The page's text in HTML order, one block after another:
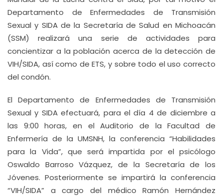
Departamento de Enfermedades de Transmisión
Sexual y SIDA de la Secretaría de Salud en Michoacán
(SSM) realizará una serie de actividades para
concientizar a la población acerca de la detección de
VIH/SIDA, así como de ETS, y sobre todo el uso correcto
del condón.
El Departamento de Enfermedades de Transmisión
Sexual y SIDA efectuará, para el día 4 de diciembre a
las 9:00 horas, en el Auditorio de la Facultad de
Enfermería de la UMSNH, la conferencia “Habilidades
para la Vida”, que será impartida por el psicólogo
Oswaldo Barroso Vázquez, de la Secretaría de los
Jóvenes. Posteriormente se impartirá la conferencia
“VIH/SIDA” a cargo del médico Ramón Hernández